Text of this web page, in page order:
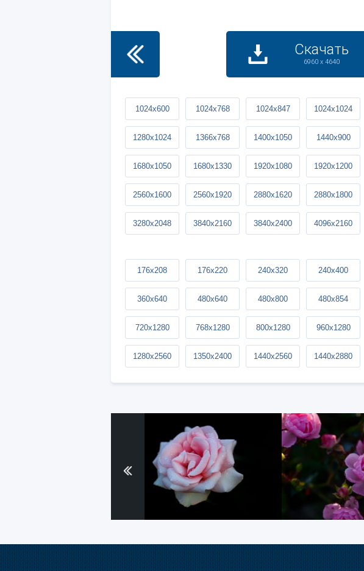
Скачать
6960 x 4640
1024x600 1024x768 1024x847 1024x1024
1280x1024 1366x768 1400x1050 1440x900
1680x1050 1680x1330 1920x1080 1920x1200
2560x1600 2560x1920 2880x1620 2880x1800
3280x2048 3840x2160 3840x2400 4096x2160
176x208 176x220 240x320 240x400
360x640 480x640 480x800 480x854
720x1280 768x1280 800x1280 960x1280
1280x2560 1350x2400 1440x2560 1440x2880